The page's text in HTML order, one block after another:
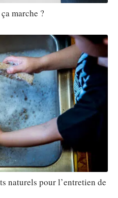
marche ?
naturels pour l’entretien de